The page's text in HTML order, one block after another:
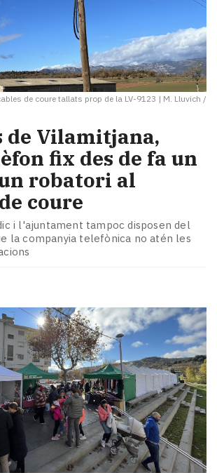
de coure tallats prop de la LV-9123 | M. Lluvich /
de Vilamitjana,
fix des de fa un
robatori al
coure
i l'ajuntament tampoc disposen del
la companyia telefònica no atén les